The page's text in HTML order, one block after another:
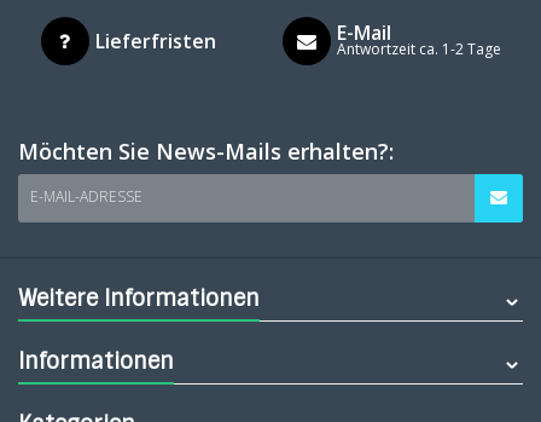
Lieferfristen E-Mail
Antwortzeit ca. 1-2 Tage
Möchten Sie News-Mails erhalten?:
E-MAIL-ADRESSE
Weitere Informationen
Informationen